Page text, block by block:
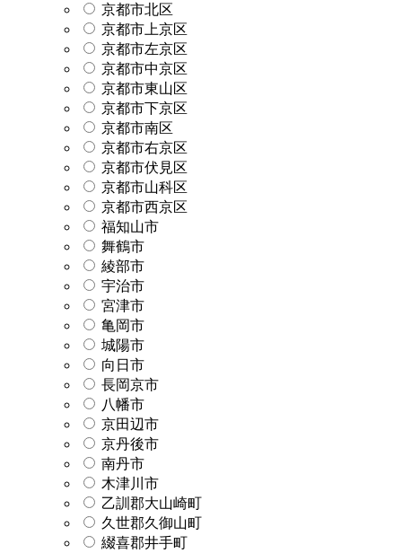
京都市北区
京都市上京区
京都市左京区
京都市中京区
京都市東山区
京都市下京区
京都市南区
京都市右京区
京都市伏見区
京都市山科区
京都市西京区
福知山市
舞鶴市
綾部市
宇治市
宮津市
亀岡市
城陽市
向日市
長岡京市
八幡市
京田辺市
京丹後市
南丹市
木津川市
乙訓郡大山崎町
久世郡久御山町
綴喜郡井手町